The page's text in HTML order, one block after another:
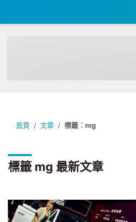
首頁 文章 標籤：mg
標籤 mg 最新文章